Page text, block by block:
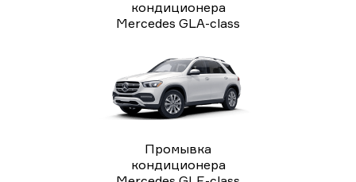
кондиционера
Mercedes GLA-class
Промывка
кондиционера